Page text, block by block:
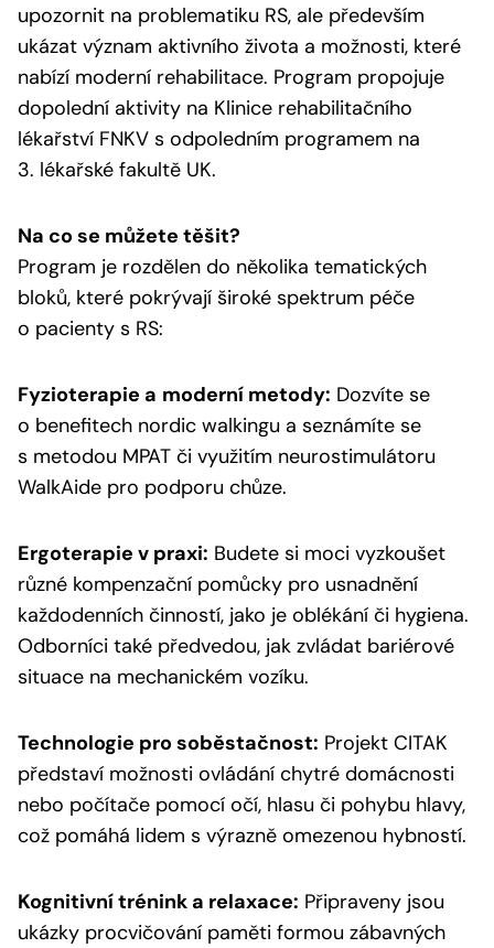
upozornit na problematiku RS, ale především
ukázat význam aktivního života a možnosti, které
nabízí moderní rehabilitace. Program propojuje
dopolední aktivity na Klinice rehabilitačního
lékařství FNKV s odpoledním programem na
3. lékařské fakultě UK.
Na co se můžete těšit?
Program je rozdělen do několika tematických
bloků, které pokrývají široké spektrum péče
o pacienty s RS:
Fyzioterapie a moderní metody: Dozvíte se
o benefitech nordic walkingu a seznámíte se
s metodou MPAT či využitím neurostimulátoru
WalkAide pro podporu chůze.
Ergoterapie v praxi: Budete si moci vyzkoušet
různé kompenzační pomůcky pro usnadnění
každodenních činností, jako je oblékání či hygiena.
Odborníci také předvedou, jak zvládat bariérové
situace na mechanickém vozíku.
Technologie pro soběstačnost: Projekt CITAK
představí možnosti ovládání chytré domácnosti
nebo počítače pomocí očí, hlasu či pohybu hlavy,
což pomáhá lidem s výrazně omezenou hybností.
Kognitivní trénink a relaxace: Připraveny jsou
ukázky procvičování paměti formou zábavných